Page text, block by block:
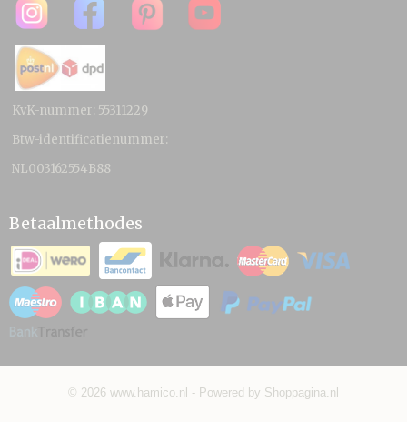
KvK-nummer: 55311229
Btw-identificatienummer:
NL003162554B88
Betaalmethodes
© 2026 www.hamico.nl - Powered by Shoppagina.nl